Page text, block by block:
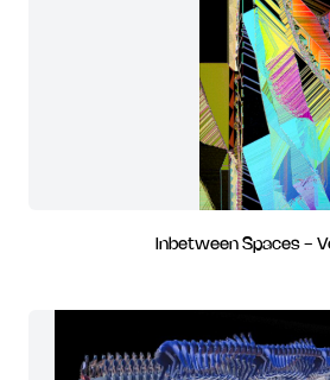
Inbetween Spaces -